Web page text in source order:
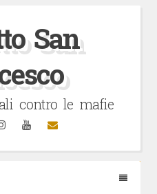
San
contro le mafie
InstagramYouTubeEmail